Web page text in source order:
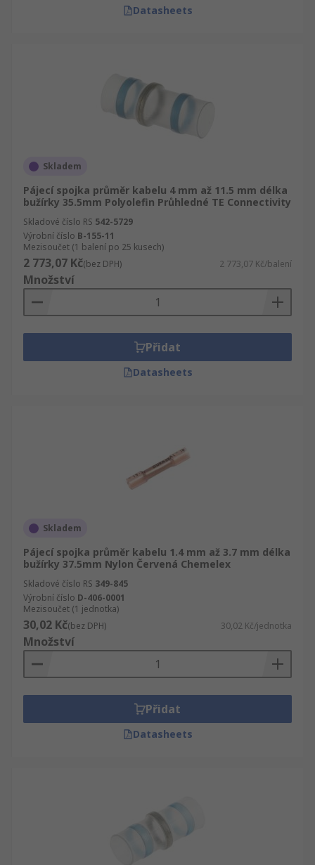
Datasheets
Skladem
Pájecí spojka průměr kabelu 4 mm až 11.5 mm délka
bužírky 35.5mm Polyolefin Průhledné TE Connectivity
Skladové číslo RS 542-5729
Výrobní číslo B-155-11
Mezisoučet (1 balení po 25 kusech)
2 773,07 Kč(bez DPH) 2 773,07 Kč/balení
Množství
Přidat
Datasheets
Skladem
Pájecí spojka průměr kabelu 1.4 mm až 3.7 mm délka
bužírky 37.5mm Nylon Červená Chemelex
Skladové číslo RS 349-845
Výrobní číslo D-406-0001
Mezisoučet (1 jednotka)
30,02 Kč(bez DPH) 30,02 Kč/jednotka
Množství
Přidat
Datasheets